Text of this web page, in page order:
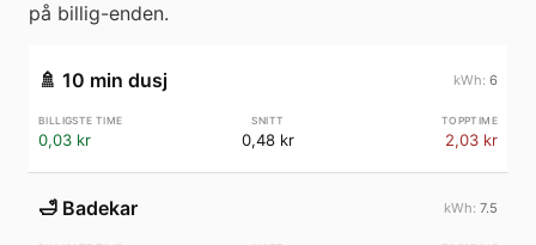
på billig-enden.
🚿 10 min dusj 6
0,03 kr 0,48 kr 2,03 kr
🛁 Badekar 7.5